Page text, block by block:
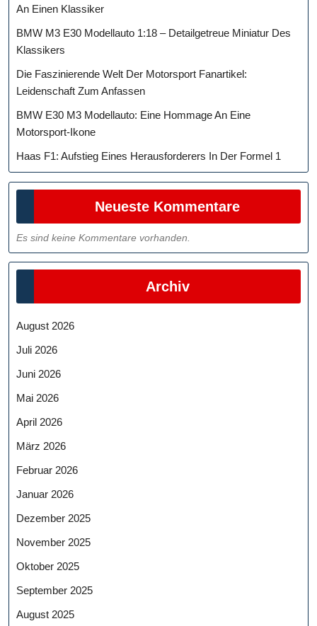
An Einen Klassiker
BMW M3 E30 Modellauto 1:18 – Detailgetreue Miniatur Des
Klassikers
Die Faszinierende Welt Der Motorsport Fanartikel:
Leidenschaft Zum Anfassen
BMW E30 M3 Modellauto: Eine Hommage An Eine
Motorsport-Ikone
Haas F1: Aufstieg Eines Herausforderers In Der Formel 1
Neueste Kommentare
Es sind keine Kommentare vorhanden.
Archiv
August 2026
Juli 2026
Juni 2026
Mai 2026
April 2026
März 2026
Februar 2026
Januar 2026
Dezember 2025
November 2025
Oktober 2025
September 2025
August 2025